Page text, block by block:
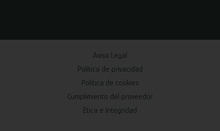
Aviso Legal
Política de privacidad
Política de cookies
Cumplimiento del proveedor
Ética e Integridad